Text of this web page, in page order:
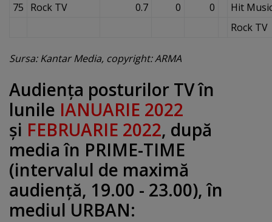
75 Rock TV 0.7 0 0
Hit
Rock TV
Sursa: Kantar Media, copyright: ARMA
Audienţa posturilor TV în
lunile IANUARIE 2022
şi FEBRUARIE 2022, după
media în PRIME-TIME
(intervalul de maximă
audienţă, 19.00 - 23.00), în
mediul URBAN: